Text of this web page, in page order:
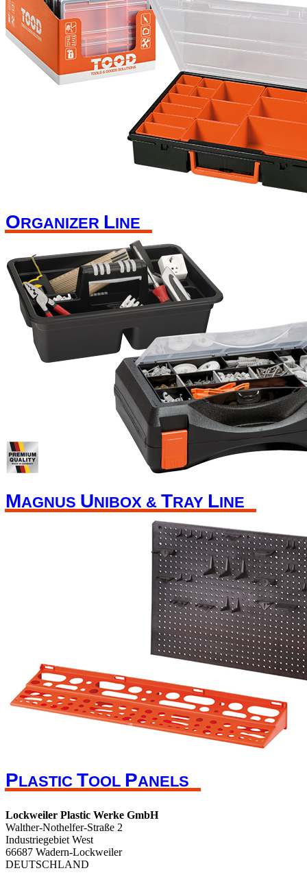
ORGANIZER LINE
MAGNUS UNIBOX & TRAY LINE
PLASTIC TOOL PANELS
Lockweiler Plastic Werke GmbH
Walther-Nothelfer-Straße 2
Industriegebiet West
66687 Wadern-Lockweiler
DEUTSCHLAND